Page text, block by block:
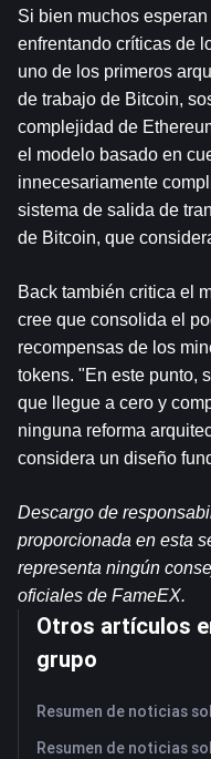
Si bien muchos
enfrentando críticas de
uno de los primeros
de trabajo de Bitcoin,
complejidad de
el modelo basado en
innecesariamente
sistema de salida de
de Bitcoin, que
Back también critica el
cree que consolida el
recompensas de los
tokens. "En este punto,
que llegue a cero y
ninguna reforma
considera un diseño
Descargo de
proporcionada en esta
representa ningún
oficiales de FameEX.
Otros artículos
grupo